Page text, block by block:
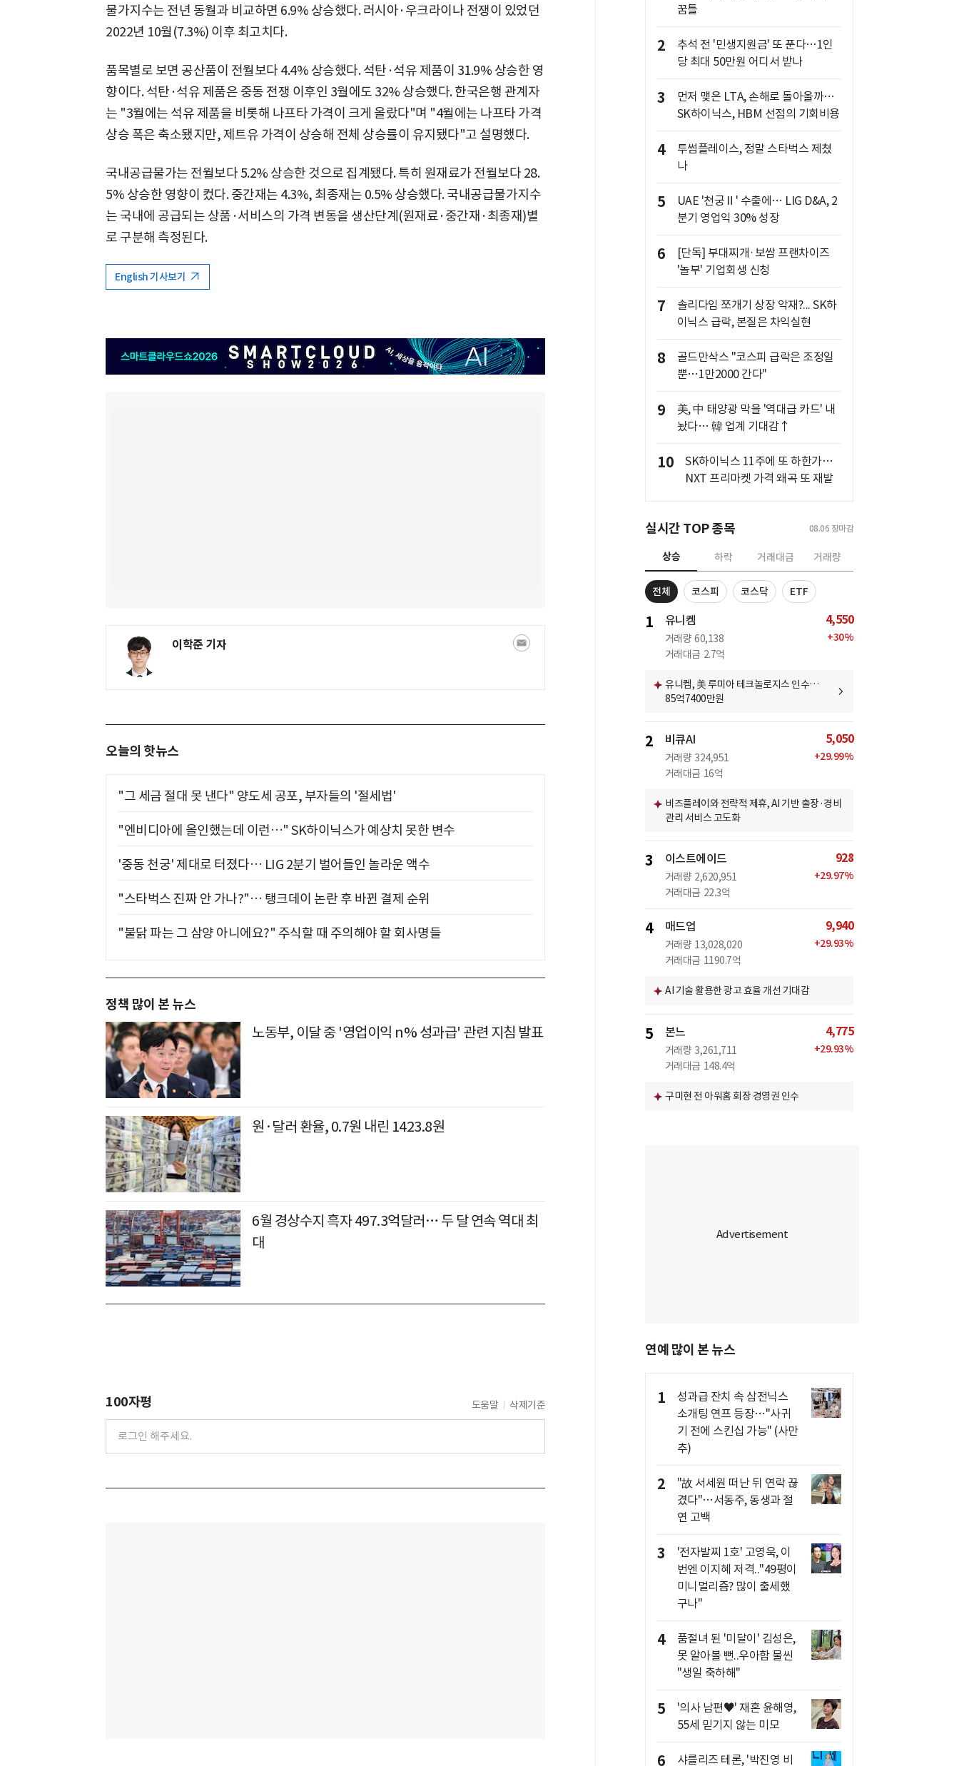
물가지수는 전년 동월과 비교하면 6.9% 상승했다. 러시아·우크라이나 전쟁이 있었던
2022년 10월(7.3%) 이후 최고치다.
품목별로 보면 공산품이 전월보다 4.4% 상승했다. 석탄·석유 제품이 31.9% 상승한 영
향이다. 석탄·석유 제품은 중동 전쟁 이후인 3월에도 32% 상승했다. 한국은행 관계자
는 "3월에는 석유 제품을 비롯해 나프타 가격이 크게 올랐다"며 "4월에는 나프타 가격
상승 폭은 축소됐지만, 제트유 가격이 상승해 전체 상승률이 유지됐다"고 설명했다.
국내공급물가는 전월보다 5.2% 상승한 것으로 집계됐다. 특히 원재료가 전월보다 28.
5% 상승한 영향이 컸다. 중간재는 4.3%, 최종재는 0.5% 상승했다. 국내공급물가지수
는 국내에 공급되는 상품·서비스의 가격 변동을 생산단계(원재료·중간재·최종재)별
로 구분해 측정된다.
English 기사보기
이학준 기자
오늘의 핫뉴스
"그 세금 절대 못 낸다" 양도세 공포, 부자들의 '절세법'
"엔비디아에 올인했는데 이런…" SK하이닉스가 예상치 못한 변수
'중동 천궁' 제대로 터졌다… LIG 2분기 벌어들인 놀라운 액수
"스타벅스 진짜 안 가나?"… 탱크데이 논란 후 바뀐 결제 순위
"불닭 파는 그 삼양 아니에요?" 주식할 때 주의해야 할 회사명들
정책 많이 본 뉴스
노동부, 이달 중 '영업이익 n% 성과급' 관련 지침 발표
원·달러 환율, 0.7원 내린 1423.8원
6월 경상수지 흑자 497.3억달러… 두 달 연속 역대 최
대
100자평 도움말 삭제기준
꿈틀
2
추석 전 '민생지원금' 또 푼다…1인
당 최대 50만원 어디서 받나
3
먼저 맺은 LTA, 손해로 돌아올까…
SK하이닉스, HBM 선점의 기회비용
4
투썸플레이스, 정말 스타벅스 제쳤
나
5
UAE '천궁Ⅱ' 수출에… LIG D&A, 2
분기 영업익 30% 성장
6
[단독] 부대찌개·보쌈 프랜차이즈
'놀부' 기업회생 신청
7
솔리다임 쪼개기 상장 악재?... SK하
이닉스 급락, 본질은 차익실현
8
골드만삭스 "코스피 급락은 조정일
뿐…1만2000 간다"
9
美, 中 태양광 막을 '역대급 카드' 내
놨다… 韓 업계 기대감↑
10
SK하이닉스 11주에 또 하한가…
NXT 프리마켓 가격 왜곡 또 재발
실시간 TOP 종목 08.06 장마감
상승 하락 거래대금 거래량
전체 코스피 코스닥 ETF
1 유니켐
거래량 60,138
거래대금 2.7억
4,550
+30%
유니켐, 美 루미아 테크놀로지스 인수…
85억7400만원
2 비큐AI
거래량 324,951
거래대금 16억
5,050
+29.99%
비즈플레이와 전략적 제휴, AI 기반 출장·경비
관리 서비스 고도화
3 이스트에이드
거래량 2,620,951
거래대금 22.3억
928
+29.97%
4 매드업
거래량 13,028,020
거래대금 1190.7억
9,940
+29.93%
AI 기술 활용한 광고 효율 개선 기대감
5 본느
거래량 3,261,711
거래대금 148.4억
4,775
+29.93%
구미현 전 아워홈 회장 경영권 인수
연예 많이 본 뉴스
1
성과급 잔치 속 삼전닉스
소개팅 연프 등장…"사귀
기 전에 스킨십 가능" (사만
추)
2
"故 서세원 떠난 뒤 연락 끊
겼다"…서동주, 동생과 절
연 고백
3
'전자발찌 1호' 고영욱, 이
번엔 이지혜 저격.."49평이
미니멀리즘? 많이 출세했
구나"
4
품절녀 된 '미달이' 김성은,
못 알아볼 뻔..우아함 물씬
"생일 축하해"
5
'의사 남편♥' 재혼 윤해영,
55세 믿기지 않는 미모
6 샤를리즈 테론, '박진영 비